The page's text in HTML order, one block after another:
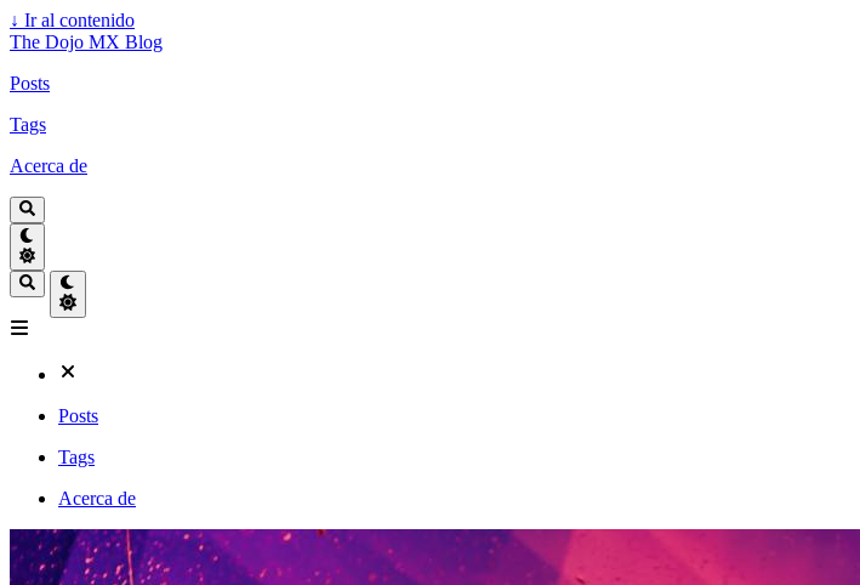
↓ Ir al contenido
The Dojo MX Blog
Posts
Tags
Acerca de
Posts
Tags
Acerca de